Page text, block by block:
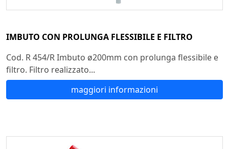
IMBUTO CON PROLUNGA FLESSIBILE E FILTRO
Cod. R 454/R Imbuto ø200mm con prolunga flessibile e
filtro. Filtro realizzato...
maggiori informazioni